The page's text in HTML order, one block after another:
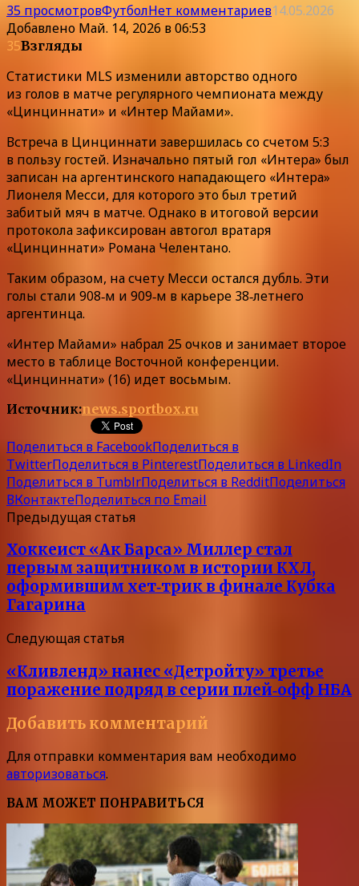
35 просмотровФутболНет комментариев14.05.2026
Добавлено Май. 14, 2026 в 06:53
35Взгляды
Статистики MLS изменили авторство одного
из голов в матче регулярного чемпионата между
«Цинциннати» и «Интер Майами».
Встреча в Цинциннати завершилась со счетом 5:3
в пользу гостей. Изначально пятый гол «Интера» был
записан на аргентинского нападающего «Интера»
Лионеля Месси, для которого это был третий
забитый мяч в матче. Однако в итоговой версии
протокола зафиксирован автогол вратаря
«Цинциннати» Романа Челентано.
Таким образом, на счету Месси остался дубль. Эти
голы стали 908‑м и 909‑м в карьере 38‑летнего
аргентинца.
«Интер Майами» набрал 25 очков и занимает второе
место в таблице Восточной конференции.
«Цинциннати» (16) идет восьмым.
Источник:news.sportbox.ru
Поделиться в FacebookПоделиться в
TwitterПоделиться в PinterestПоделиться в LinkedIn
Поделиться в TumblrПоделиться в RedditПоделиться
ВКонтактеПоделиться по Email
Предыдущая статья
Хоккеист «Ак Барса» Миллер стал
первым защитником в истории КХЛ,
оформившим хет‑трик в финале Кубка
Гагарина
Следующая статья
«Кливленд» нанес «Детройту» третье
поражение подряд в серии плей‑офф НБА
Добавить комментарий
Для отправки комментария вам необходимо
авторизоваться.
ВАМ МОЖЕТ ПОНРАВИТЬСЯ